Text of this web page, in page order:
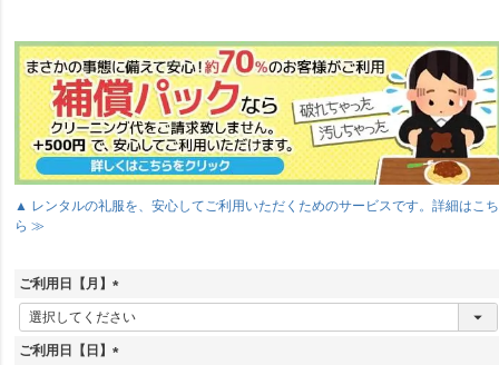
▲ レンタルの礼服を、安心してご利用いただくためのサービスです。詳細はこち
ら ≫
ご利用日【月】
(
必
須
ご利用日【日】